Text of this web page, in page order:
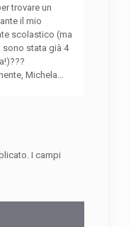
trovare un
il mio
scolastico (ma
sono stata già 4
Michela…
I campi